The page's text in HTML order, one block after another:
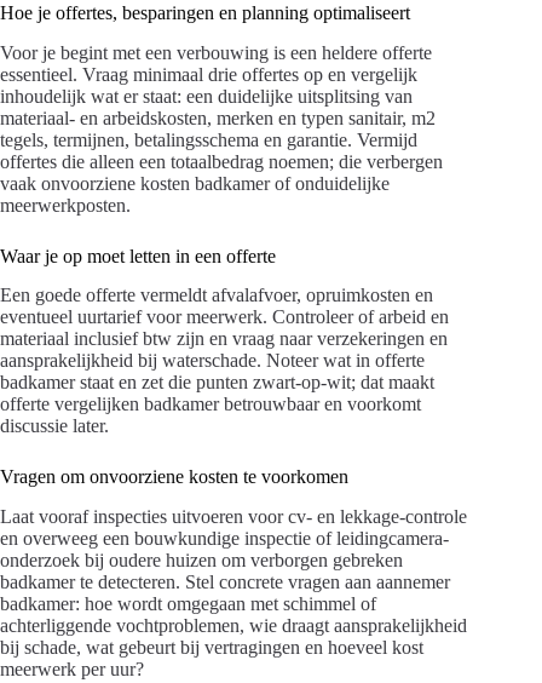
Hoe je offertes, besparingen en planning optimaliseert
Voor je begint met een verbouwing is een heldere offerte
essentieel. Vraag minimaal drie offertes op en vergelijk
inhoudelijk wat er staat: een duidelijke uitsplitsing van
materiaal- en arbeidskosten, merken en typen sanitair, m2
tegels, termijnen, betalingsschema en garantie. Vermijd
offertes die alleen een totaalbedrag noemen; die verbergen
vaak onvoorziene kosten badkamer of onduidelijke
meerwerkposten.
Waar je op moet letten in een offerte
Een goede offerte vermeldt afvalafvoer, opruimkosten en
eventueel uurtarief voor meerwerk. Controleer of arbeid en
materiaal inclusief btw zijn en vraag naar verzekeringen en
aansprakelijkheid bij waterschade. Noteer wat in offerte
badkamer staat en zet die punten zwart-op-wit; dat maakt
offerte vergelijken badkamer betrouwbaar en voorkomt
discussie later.
Vragen om onvoorziene kosten te voorkomen
Laat vooraf inspecties uitvoeren voor cv- en lekkage-controle
en overweeg een bouwkundige inspectie of leidingcamera-
onderzoek bij oudere huizen om verborgen gebreken
badkamer te detecteren. Stel concrete vragen aan aannemer
badkamer: hoe wordt omgegaan met schimmel of
achterliggende vochtproblemen, wie draagt aansprakelijkheid
bij schade, wat gebeurt bij vertragingen en hoeveel kost
meerwerk per uur?